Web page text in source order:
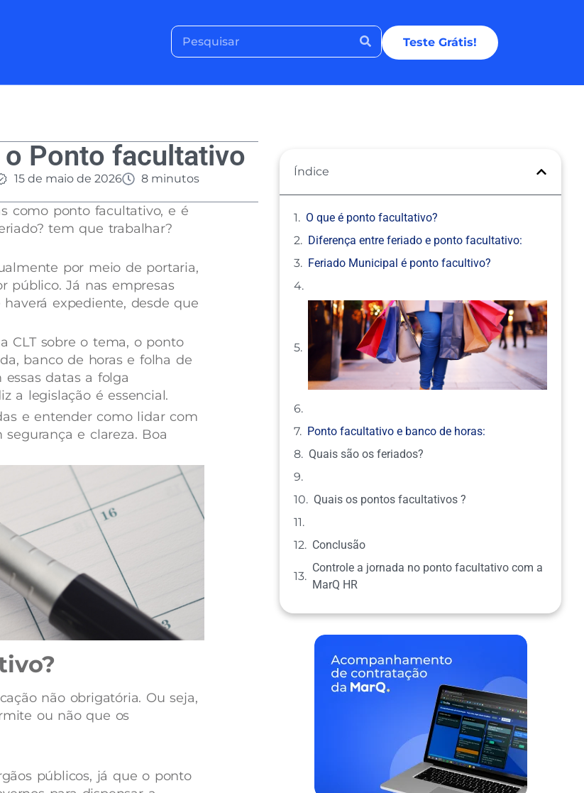
Teste Grátis!
Índice
O que é ponto facultativo?
Diferença entre feriado e ponto facultativo:
Feriado Municipal é ponto facultivo?
Ponto facultativo e banco de horas:
Quais são os feriados?
Quais os pontos facultativos ?
Conclusão
Controle a jornada no ponto facultativo com a
MarQ HR
Ponto facultativo
15 de maio de 2026 8 minutos
como ponto facultativo, e é
tem que trabalhar?
por meio de portaria,
público. Já nas empresas
expediente, desde que
CLT sobre o tema, o ponto
banco de horas e folha de
datas a folga
a legislação é essencial.
e entender como lidar com
e clareza. Boa
não obrigatória. Ou seja,
ou não que os
públicos, já que o ponto